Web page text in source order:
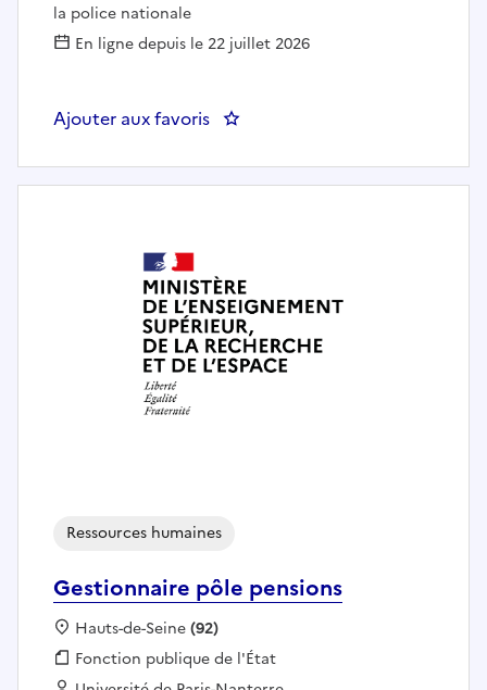
la police nationale
En ligne depuis le 22 juillet 2026
Ajouter aux favoris : DRHFS (BOP) Gestionnaire
Gestionnaire pôle pensions
Ressources humaines
Localisation :
Hauts-de-Seine(92)
Fonction publique :
Fonction publique de l'État